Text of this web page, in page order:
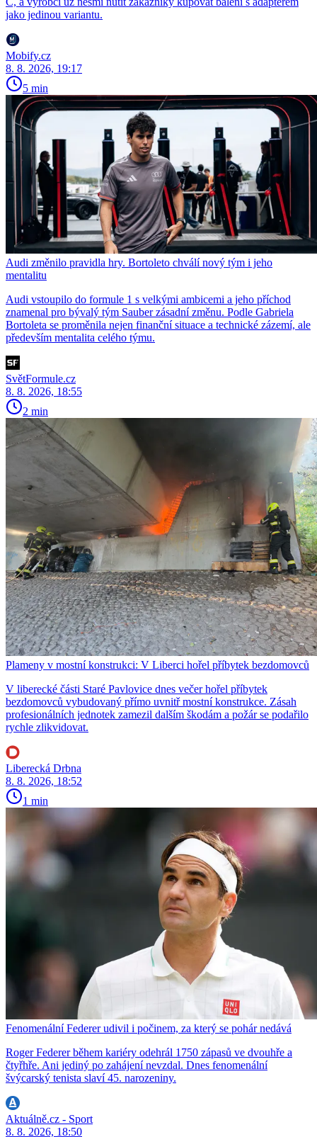
jako jedinou variantu.
Mobify.cz
8. 8. 2026, 19:17
5 min
Audi změnilo pravidla hry. Bortoleto chválí nový tým i jeho
mentalitu
Audi vstoupilo do formule 1 s velkými ambicemi a jeho příchod
znamenal pro bývalý tým Sauber zásadní změnu. Podle Gabriela
Bortoleta se proměnila nejen finanční situace a technické zázemí, ale
především mentalita celého týmu.
SvětFormule.cz
8. 8. 2026, 18:55
2 min
Plameny v mostní konstrukci: V Liberci hořel příbytek bezdomovců
V liberecké části Staré Pavlovice dnes večer hořel příbytek
bezdomovců vybudovaný přímo uvnitř mostní konstrukce. Zásah
profesionálních jednotek zamezil dalším škodám a požár se podařilo
rychle zlikvidovat.
Liberecká Drbna
8. 8. 2026, 18:52
1 min
Fenomenální Federer udivil i počinem, za který se pohár nedává
Roger Federer během kariéry odehrál 1750 zápasů ve dvouhře a
čtyřhře. Ani jediný po zahájení nevzdal. Dnes fenomenální
švýcarský tenista slaví 45. narozeniny.
Aktuálně.cz - Sport
8. 8. 2026, 18:50